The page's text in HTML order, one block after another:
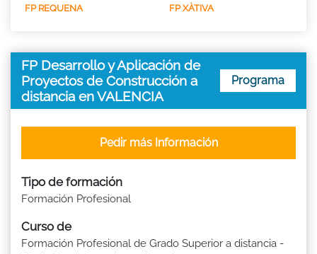
FP REQUENA FP XÀTIVA
FP Desarrollo y Aplicación de
Proyectos de Construcción a
distancia en VALENCIA
Programa
Tipo de formación
Formación Profesional
Curso de
Formación Profesional de Grado Superior a distancia -
Pedir más Información